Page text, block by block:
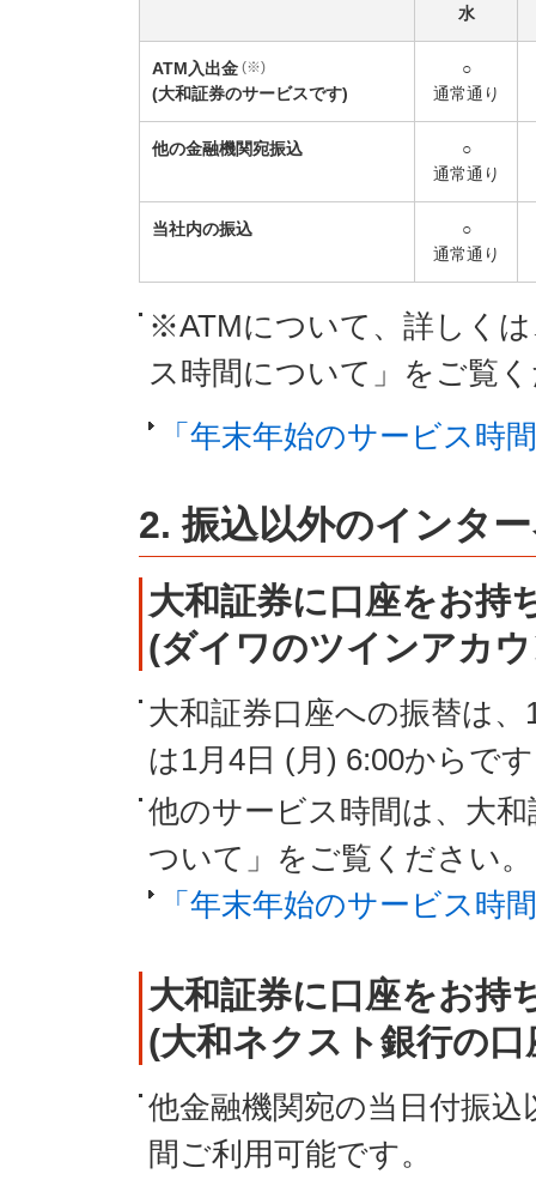
水
ATM入出金 (※)
(大和証券のサービスです)
○
通常通り
他の金融機関宛振込
○
通常通り
当社内の振込
○
通常通り
※ATMについて、詳しく
ス時間について」をご覧
「年末年始のサービス時
2. 振込以外のインタ
大和証券に口座をお持
(ダイワのツインアカ
大和証券口座への振替は
は1月4日 (月) 6:00からで
他のサービス時間は、大
ついて」をご覧ください。
「年末年始のサービス時
大和証券に口座をお持
(大和ネクスト銀行の
他金融機関宛の当日付振
間ご利用可能です。